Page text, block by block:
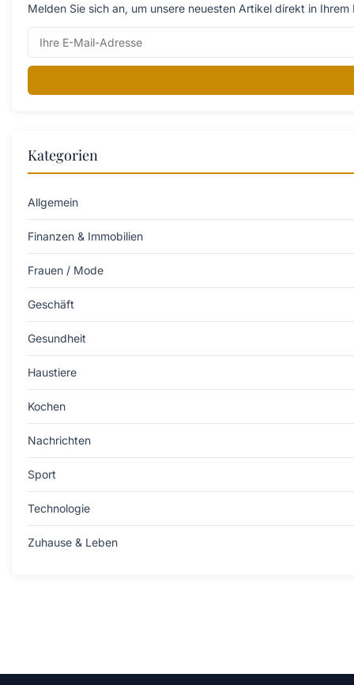
Melden Sie sich an, um unsere neuesten Artikel direkt in
Kategorien
Allgemein
Finanzen & Immobilien
Frauen / Mode
Geschäft
Gesundheit
Haustiere
Kochen
Nachrichten
Sport
Technologie
Zuhause & Leben